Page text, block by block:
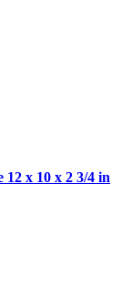
12 x 10 x 2 3/4 in